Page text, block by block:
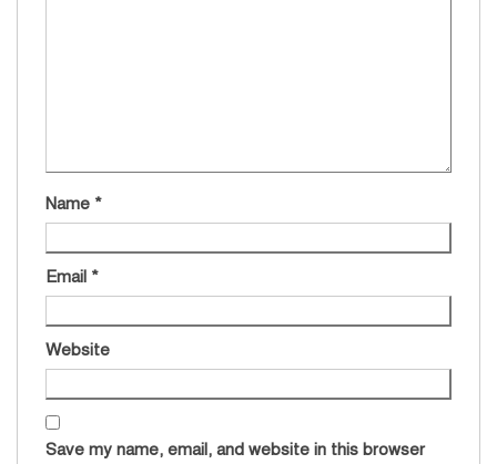
Name *
Email *
Website
Save my name, email, and website in this browser